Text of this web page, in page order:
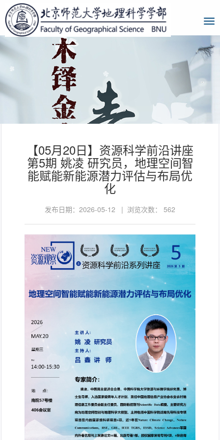
【05月20日】资源科学前沿讲座
第5期 姚凌 研究员，地理空间智
能赋能新能源潜力评估与布局优
化
发布日期：2026-05-12 | 浏览次数： 562